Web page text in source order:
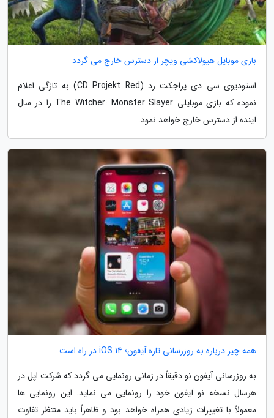
بازی موبایل هیولاکشی ویچر از دسترس خارج می گردد
استودیوی سی دی پراجکت رد (CD Projekt Red) به تازگی اعلام
نموده که بازی موبایلی The Witcher: Monster Slayer را در سال
آینده از دسترس خارج خواهد نمود.
همه چیز درباره به روزرسانی تازه آیفون؛ iOS 14 در راه است
به روزرسانی آیفون نو دقیقاً در زمانی رونمایی می گردد که شرکت اپل در
هرسال نسخه نو آیفون خود را رونمایی می نماید. این رونمایی ها
معمولاً با تغییرات زیادی همراه خواهد بود و ظاهراً باید منتظر تفاوت